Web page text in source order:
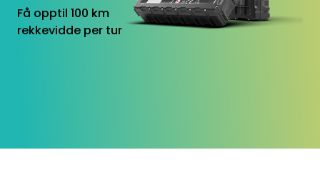
Få opptil 100 km
rekkevidde per tur